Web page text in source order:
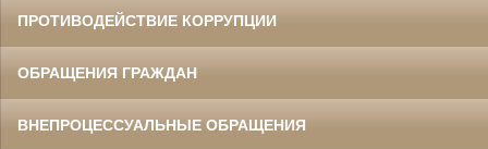
ПРОТИВОДЕЙСТВИЕ КОРРУПЦИИ
ОБРАЩЕНИЯ ГРАЖДАН
ВНЕПРОЦЕССУАЛЬНЫЕ ОБРАЩЕНИЯ